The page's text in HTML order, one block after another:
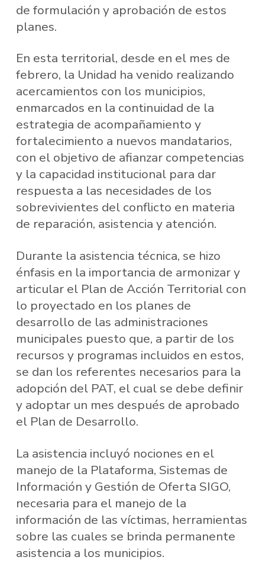
de formulación y aprobación de estos
planes.
En esta territorial, desde en el mes de
febrero, la Unidad ha venido realizando
acercamientos con los municipios,
enmarcados en la continuidad de la
estrategia de acompañamiento y
fortalecimiento a nuevos mandatarios,
con el objetivo de afianzar competencias
y la capacidad institucional para dar
respuesta a las necesidades de los
sobrevivientes del conflicto en materia
de reparación, asistencia y atención.
Durante la asistencia técnica, se hizo
énfasis en la importancia de armonizar y
articular el Plan de Acción Territorial con
lo proyectado en los planes de
desarrollo de las administraciones
municipales puesto que, a partir de los
recursos y programas incluidos en estos,
se dan los referentes necesarios para la
adopción del PAT, el cual se debe definir
y adoptar un mes después de aprobado
el Plan de Desarrollo.
La asistencia incluyó nociones en el
manejo de la Plataforma, Sistemas de
Información y Gestión de Oferta SIGO,
necesaria para el manejo de la
información de las víctimas, herramientas
sobre las cuales se brinda permanente
asistencia a los municipios.